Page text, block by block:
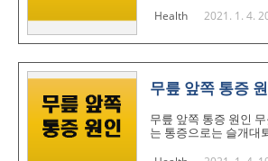
회충약을 안 먹으면 어
리고 복용방법에 대
합니다. 회충약을 먹어
발전으로 100세시대에
은 건간에 대해서 큰
련 산업이나 영양제
점 쇄약해지고 몸의
음을 부쩍 느끼실 텐데
분들은 이 시기에 관절
드시면서 관리를 하고
같습니다. 한국 국내
Health 2021. 1. 4.
무릎 앞쪽 통증
무릎 앞쪽 통증 원인
는 통증으로는 슬개대